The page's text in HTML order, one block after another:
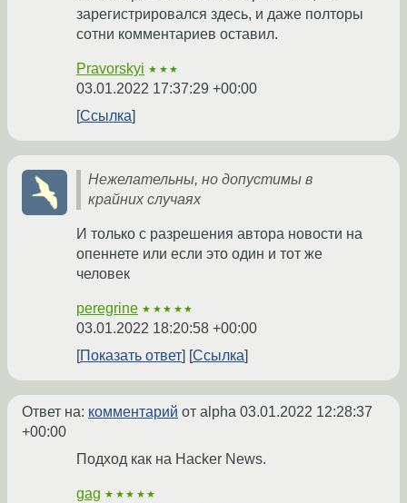
зарегистрировался здесь, и даже полторы
сотни комментариев оставил.
Pravorskyi ★★★
03.01.2022 17:37:29 +00:00
Ссылка
Нежелательны, но допустимы в
крайних случаях
И только с разрешения автора новости на
опеннете или если это один и тот же
человек
peregrine ★★★★★
03.01.2022 18:20:58 +00:00
Показать ответ
Ссылка
Ответ на: комментарий от alpha 03.01.2022 12:28:37
+00:00
Подход как на Hacker News.
gag ★★★★★